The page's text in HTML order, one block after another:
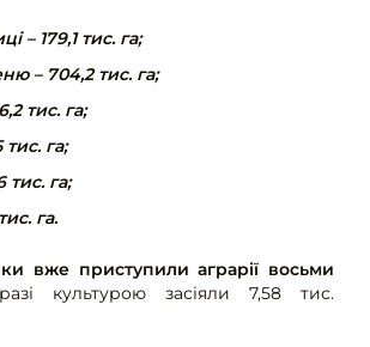
– 179,1 тис. га;
– 704,2 тис. га;
тис. га;
тис. га;
тис. га;
га.
вже приступили аграрії восьми
культурою засіяли 7,58 тис.